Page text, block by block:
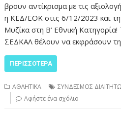
βρουν αντίκρισμα με τις
η ΚΕΔ/ΕΟΚ στις 6/12/2023 και
Μυζίκα στη Β’ Εθνική
ΣΕΔΚΑΛ θέλουν να εκφράσουν
ΠΕΡΙΣΣΌΤΕΡΑ
ΑΘΛΗΤΙΚΑ
ΣΥΝΔΕΣΜΟΣ
Αφήστε ένα σχόλιο